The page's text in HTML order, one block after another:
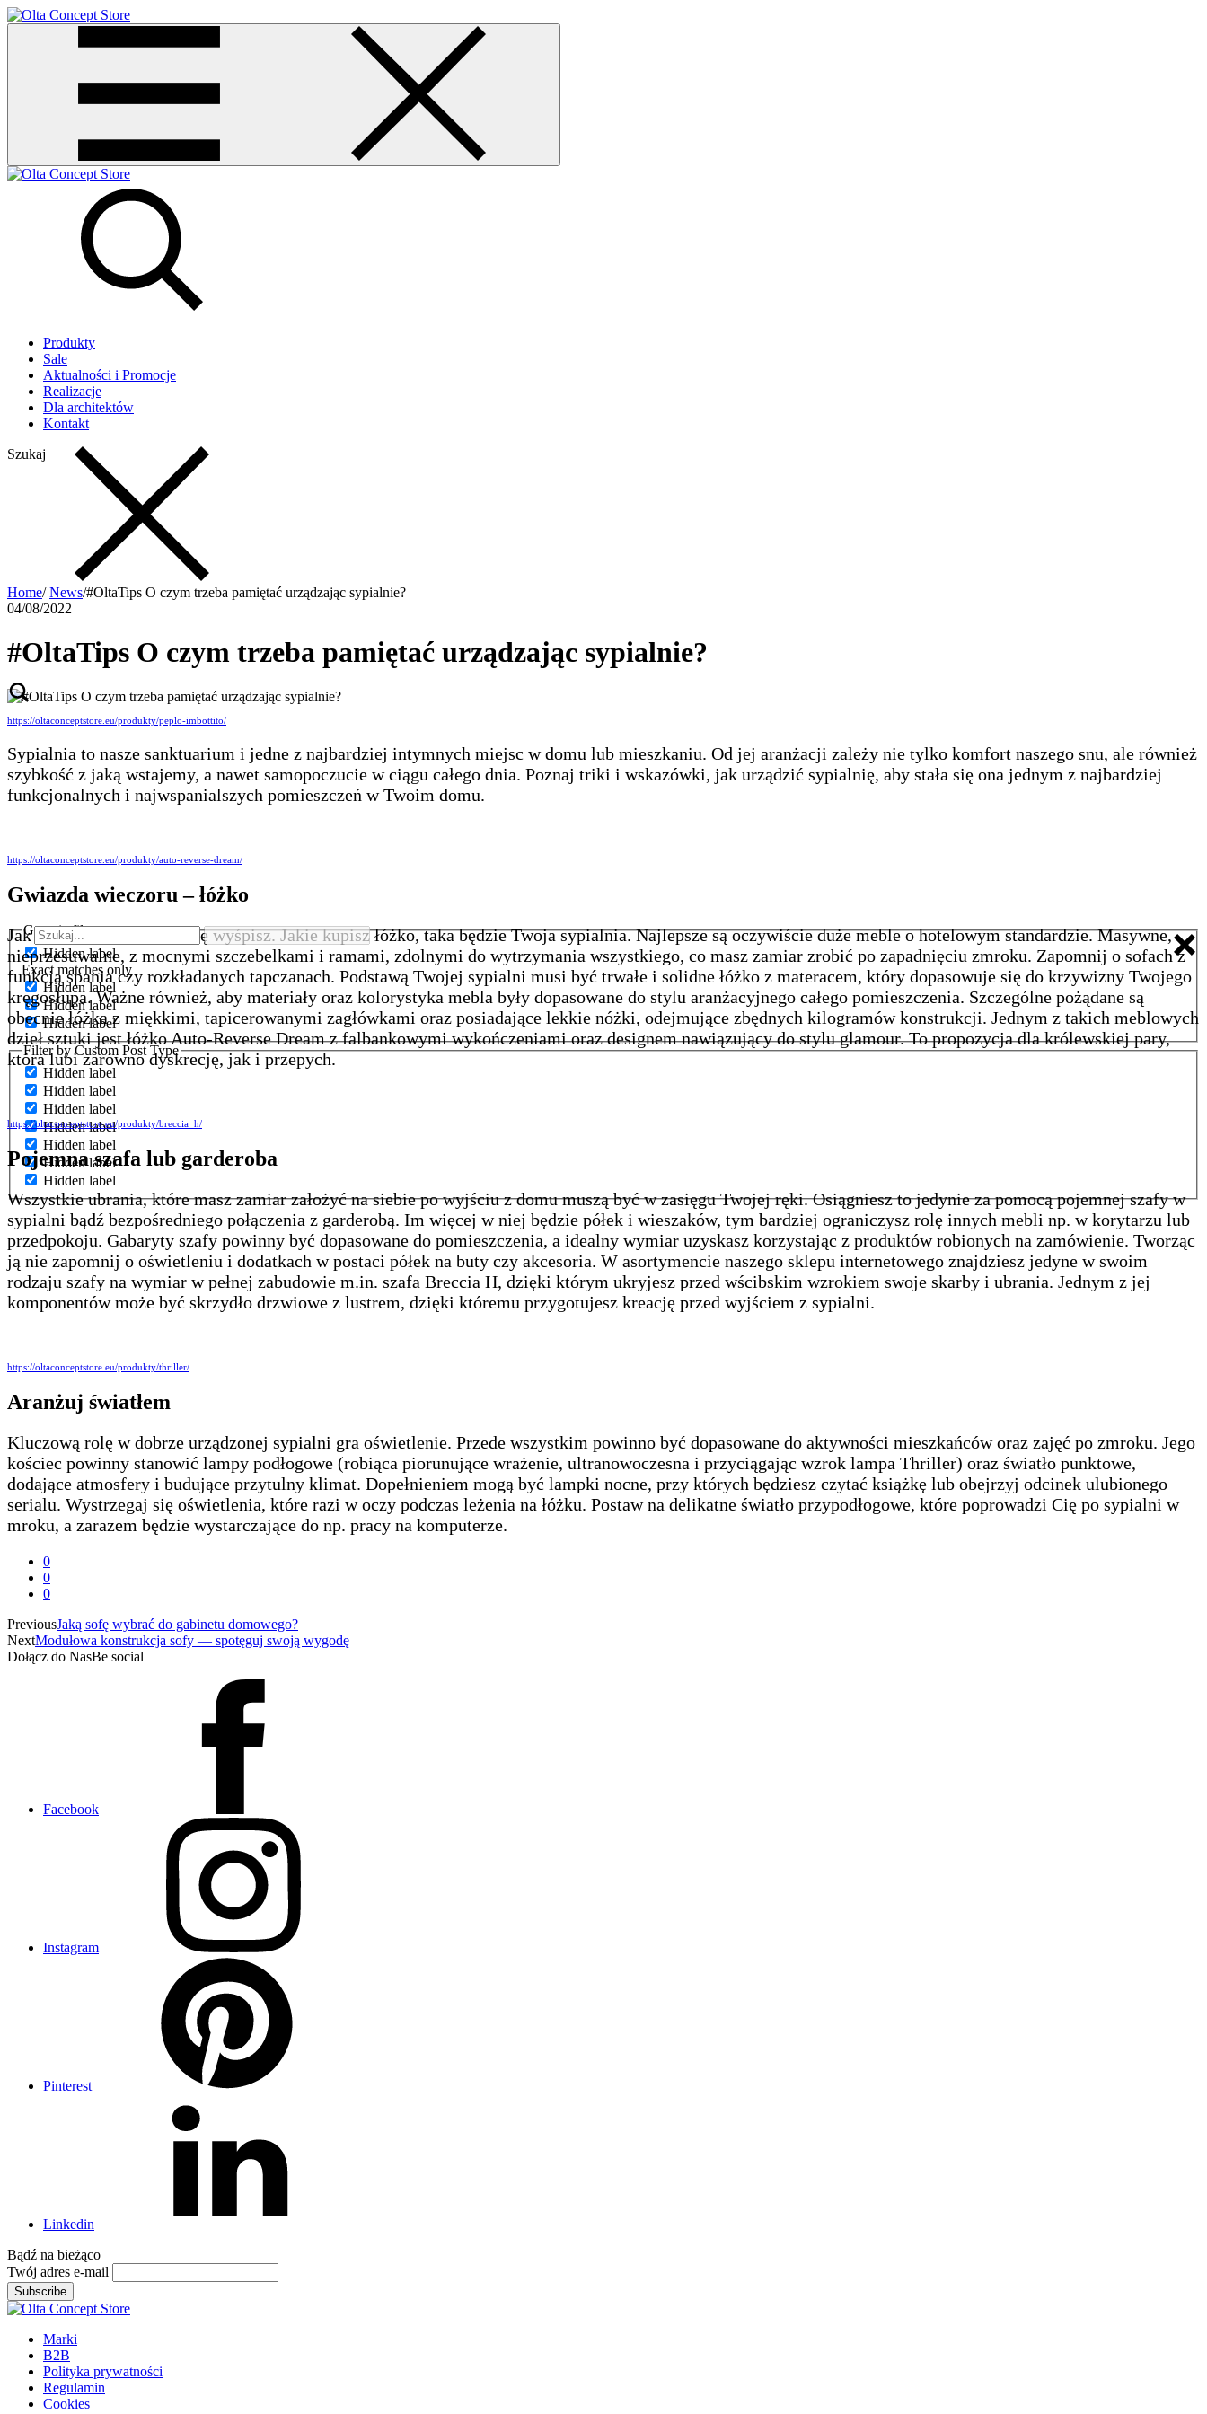
Produkty
Sale
Aktualności i Promocje
Realizacje
Dla architektów
Kontakt
Szukaj
Generic filters
Hidden label
Exact matches only
Hidden label
Hidden label
Hidden label
Filter by Custom Post Type
Hidden label
Hidden label
Hidden label
Hidden label
Hidden label
Hidden label
Hidden label
Home/ News/#OltaTips O czym trzeba pamiętać urządzając sypialnie?
04/08/2022
#OltaTips O czym trzeba pamiętać urządzając sypialnie?
https://oltaconceptstore.eu/produkty/peplo-imbottito/
Sypialnia to nasze sanktuarium i jedne z najbardziej intymnych miejsc w domu lub mieszkaniu. Od jej aranżacji zależy nie tylko komfort naszego snu, ale również
szybkość z jaką wstajemy, a nawet samopoczucie w ciągu całego dnia. Poznaj triki i wskazówki, jak urządzić sypialnię, aby stała się ona jednym z najbardziej
funkcjonalnych i najwspanialszych pomieszczeń w Twoim domu.
https://oltaconceptstore.eu/produkty/auto-reverse-dream/
Gwiazda wieczoru – łóżko
Jak sobie pościelisz, tak się wyśpisz. Jakie kupisz łóżko, taka będzie Twoja sypialnia. Najlepsze są oczywiście duże meble o hotelowym standardzie. Masywne,
nieprzesuwalne, z mocnymi szczebelkami i ramami, zdolnymi do wytrzymania wszystkiego, co masz zamiar zrobić po zapadnięciu zmroku. Zapomnij o sofach z
funkcją spania czy rozkładanych tapczanach. Podstawą Twojej sypialni musi być trwałe i solidne łóżko z materacem, który dopasowuje się do krzywizny Twojego
kręgosłupa. Ważne również, aby materiały oraz kolorystyka mebla były dopasowane do stylu aranżacyjnego całego pomieszczenia. Szczególne pożądane są
obecnie łóżka z miękkimi, tapicerowanymi zagłówkami oraz posiadające lekkie nóżki, odejmujące zbędnych kilogramów konstrukcji. Jednym z takich meblowych
dzieł sztuki jest łóżko Auto-Reverse Dream z falbankowymi wykończeniami oraz designem nawiązujący do stylu glamour. To propozycja dla królewskiej pary,
która lubi zarówno dyskrecję, jak i przepych.
https://oltaconceptstore.eu/produkty/breccia_h/
Pojemna szafa lub garderoba
Wszystkie ubrania, które masz zamiar założyć na siebie po wyjściu z domu muszą być w zasięgu Twojej ręki. Osiągniesz to jedynie za pomocą pojemnej szafy w
sypialni bądź bezpośredniego połączenia z garderobą. Im więcej w niej będzie półek i wieszaków, tym bardziej ograniczysz rolę innych mebli np. w korytarzu lub
przedpokoju. Gabaryty szafy powinny być dopasowane do pomieszczenia, a idealny wymiar uzyskasz korzystając z produktów robionych na zamówienie. Tworząc
ją nie zapomnij o oświetleniu i dodatkach w postaci półek na buty czy akcesoria. W asortymencie naszego sklepu internetowego znajdziesz jedyne w swoim
rodzaju szafy na wymiar w pełnej zabudowie m.in. szafa Breccia H, dzięki którym ukryjesz przed wścibskim wzrokiem swoje skarby i ubrania. Jednym z jej
komponentów może być skrzydło drzwiowe z lustrem, dzięki któremu przygotujesz kreację przed wyjściem z sypialni.
https://oltaconceptstore.eu/produkty/thriller/
Aranżuj światłem
Kluczową rolę w dobrze urządzonej sypialni gra oświetlenie. Przede wszystkim powinno być dopasowane do aktywności mieszkańców oraz zajęć po zmroku. Jego
kościec powinny stanowić lampy podłogowe (robiąca piorunujące wrażenie, ultranowoczesna i przyciągając wzrok lampa Thriller) oraz światło punktowe,
dodające atmosfery i budujące przytulny klimat. Dopełnieniem mogą być lampki nocne, przy których będziesz czytać książkę lub obejrzyj odcinek ulubionego
serialu. Wystrzegaj się oświetlenia, które razi w oczy podczas leżenia na łóżku. Postaw na delikatne światło przypodłogowe, które poprowadzi Cię po sypialni w
mroku, a zarazem będzie wystarczające do np. pracy na komputerze.
0
0
0
PreviousJaką sofę wybrać do gabinetu domowego?
NextModułowa konstrukcja sofy — spotęguj swoją wygodę
Dołącz do NasBe social
Facebook
Instagram
Pinterest
Linkedin
Bądź na bieżąco
Twój adres e-mail
Subscribe
Marki
B2B
Polityka prywatności
Regulamin
Cookies